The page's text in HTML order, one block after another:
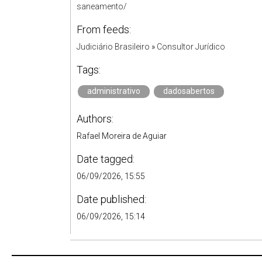
saneamento/
From feeds:
Judiciário Brasileiro » Consultor Jurídico
Tags:
administrativo dadosabertos
Authors:
Rafael Moreira de Aguiar
Date tagged:
06/09/2026, 15:55
Date published:
06/09/2026, 15:14